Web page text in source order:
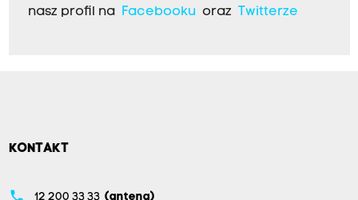
nasz profil na
Facebookuoraz Twitterze
KONTAKT
phone 12 200 33 33 (antena)